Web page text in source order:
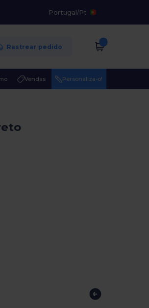
Portugal/Pt
Rastrear pedido
Vendas Personaliza-o!